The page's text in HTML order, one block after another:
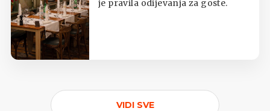
je pravila odijevanja za goste.
VIDI SVE